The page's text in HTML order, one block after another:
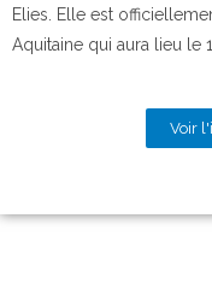
Elies. Elle est
Aquitaine qui aura lieu le
Voir